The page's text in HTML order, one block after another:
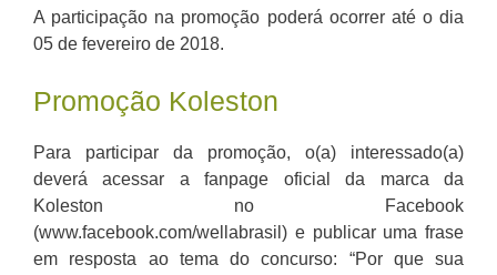
A participação na promoção poderá ocorrer até o dia
05 de fevereiro de 2018.
Promoção Koleston
Para participar da promoção, o(a) interessado(a)
deverá acessar a fanpage oficial da marca da
Koleston no Facebook
(www.facebook.com/wellabrasil) e publicar uma frase
em resposta ao tema do concurso: “Por que sua